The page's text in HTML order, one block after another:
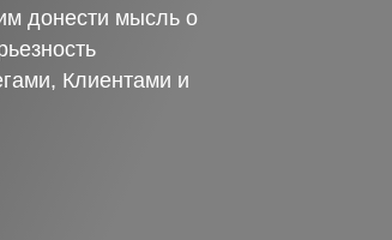
донести мысль о
Клиентами и